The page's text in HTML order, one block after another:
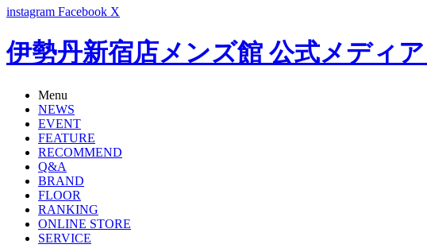
instagram Facebook X
伊勢丹新宿店メンズ館 公式メディ
Menu
NEWS
EVENT
FEATURE
RECOMMEND
Q&A
BRAND
FLOOR
RANKING
ONLINE STORE
SERVICE